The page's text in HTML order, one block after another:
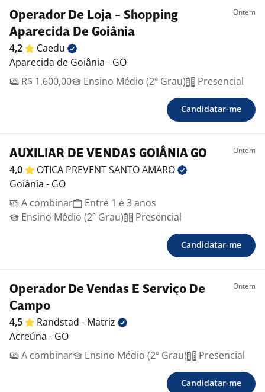
Operador De Loja - Shopping
Aparecida De Goiânia
Ontem
4,2
Caedu
Aparecida de Goiânia - GO
R$ 1.600,00
Ensino Médio (2º Grau) Presencial
Candidatar-me
AUXILIAR DE VENDAS GOIÂNIA GO Ontem
4,0 OTICA PREVENT SANTOAMARO
Goiânia - GO
A combinar
Entre 1 e 3 anos
Ensino Médio (2º Grau)
Presencial
Candidatar-me
Operador De Vendas E Serviço De
Campo
Ontem
4,5 Randstad - Matriz
Acreúna - GO
A combinar
Ensino Médio (2º Grau) Presencial
Candidatar-me